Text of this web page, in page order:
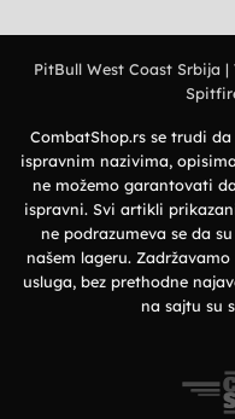
izbor
prirodu
i
–
vrhunska
udobnost
PitBull West Coast Srbija |
CombatShop.rs se trudi
ispravnim nazivima,
ne možemo garantovati
ispravni. Svi artikli
ne podrazumeva se da
našem lageru.
usluga, bez prethodne
na sajtu su